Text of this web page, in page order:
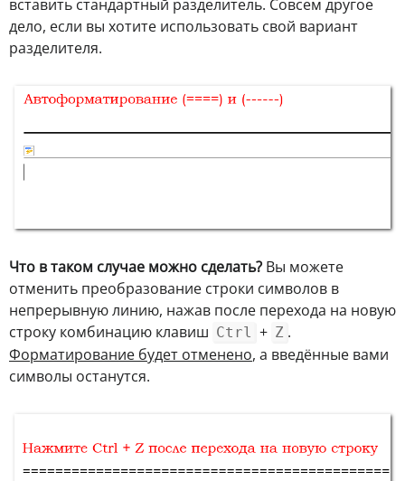
вставить стандартный разделитель. Совсем другое
дело, если вы хотите использовать свой вариант
разделителя.
Что в таком случае можно сделать? Вы можете
отменить преобразование строки символов в
непрерывную линию, нажав после перехода на новую
строку комбинацию клавиш Ctrl + Z .
Форматирование будет отменено, а введённые вами
символы останутся.